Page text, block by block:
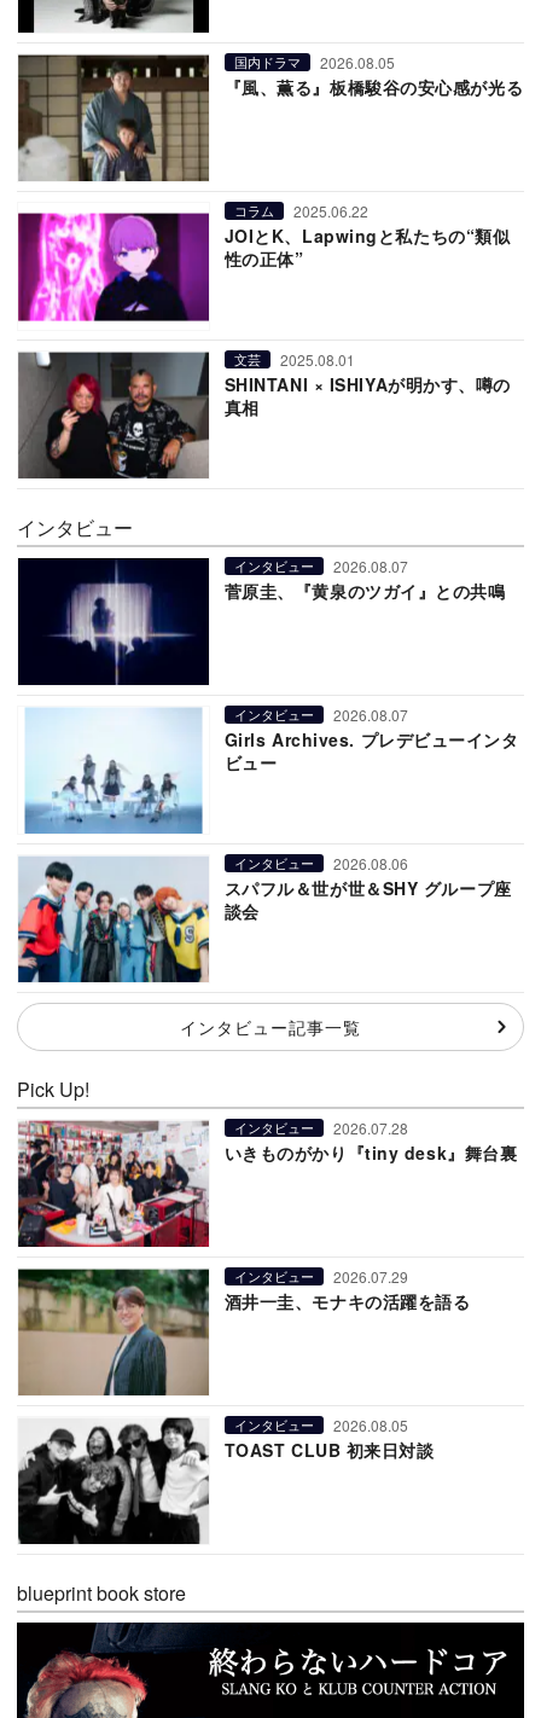
国内ドラマ 2026.08.05
『風、薫る』板橋駿谷の安心感が光る
コラム 2025.06.22
JOIとK、Lapwingと私たちの“類似
性の正体”
文芸 2025.08.01
SHINTANI × ISHIYAが明かす、噂の
真相
インタビュー
インタビュー 2026.08.07
菅原圭、『黄泉のツガイ』との共鳴
インタビュー 2026.08.07
Girls Archives. プレデビューインタ
ビュー
インタビュー 2026.08.06
スパフル＆世が世＆SHY グループ座
談会
インタビュー記事一覧
Pick Up!
インタビュー 2026.07.28
いきものがかり『tiny desk』舞台裏
インタビュー 2026.07.29
酒井一圭、モナキの活躍を語る
インタビュー 2026.08.05
TOAST CLUB 初来日対談
blueprint book store